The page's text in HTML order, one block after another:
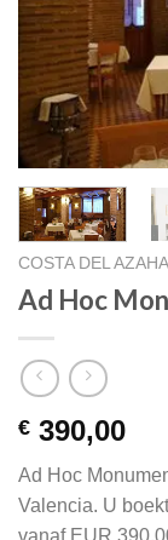
COSTA DEL
Ad Hoc
€ 390,00
Ad Hoc
Valencia. U